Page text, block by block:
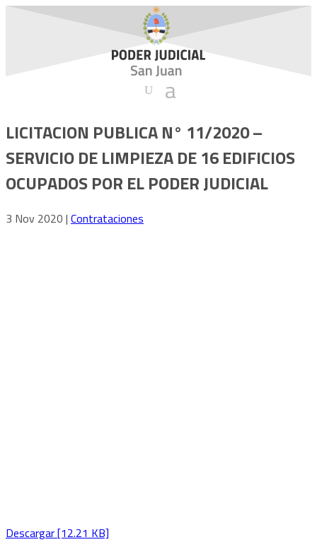
LICITACION PUBLICA N° 11/2020 –
SERVICIO DE LIMPIEZA DE 16 EDIFICIOS
OCUPADOS POR EL PODER JUDICIAL
3 Nov 2020 | Contrataciones
Descargar [12.21 KB]